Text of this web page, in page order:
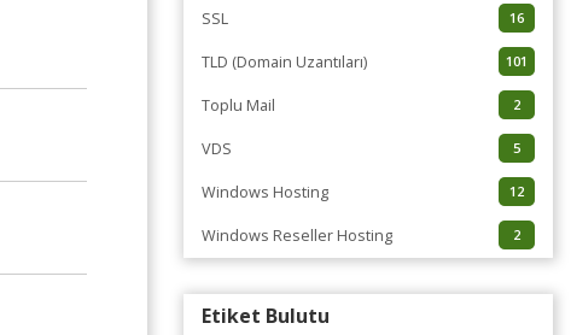
16
SSL
101
TLD (Domain Uzantıları)
2
Toplu Mail
5
VDS
12
Windows Hosting
2
Windows Reseller Hosting
Etiket Bulutu